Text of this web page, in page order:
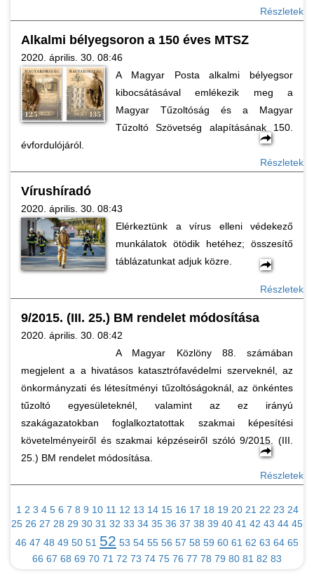
Részletek
Alkalmi bélyegsoron a 150 éves MTSZ
2020. április. 30. 08:46
A Magyar Posta alkalmi bélyegsor
kibocsátásával emlékezik meg a
Magyar Tűzoltóság és a Magyar
Tűzoltó Szövetség alapításának 150.
évfordulójáról.
Részletek
Vírushíradó
2020. április. 30. 08:43
Elérkeztünk a vírus elleni védekező
munkálatok ötödik hetéhez; összesítő
táblázatunkat adjuk közre.
Részletek
9/2015. (III. 25.) BM rendelet módosítása
2020. április. 30. 08:42
A Magyar Közlöny 88. számában
megjelent a a hivatásos katasztrófavédelmi szerveknél, az
önkormányzati és létesítményi tűzoltóságoknál, az önkéntes
tűzoltó egyesületeknél, valamint az ez irányú
szakágazatokban foglalkoztatottak szakmai képesítési
követelményeiről és szakmai képzéseiről szóló 9/2015. (III.
25.) BM rendelet módosítása.
Részletek
1 2 3 4 5 6 7 8 9 10 11 12 13 14 15 16 17 18 19 20 21 22 23 24
25 26 27 28 29 30 31 32 33 34 35 36 37 38 39 40 41 42 43 44 45
46 47 48 49 50 51 52 53 54 55 56 57 58 59 60 61 62 63 64 65
66 67 68 69 70 71 72 73 74 75 76 77 78 79 80 81 82 83